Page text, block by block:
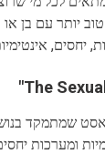
יותר עם בן או
יחסים,
שמתמקד
ומערכות